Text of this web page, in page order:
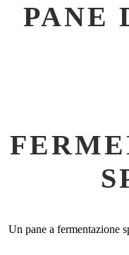
PANE
Un pane a fermentazione